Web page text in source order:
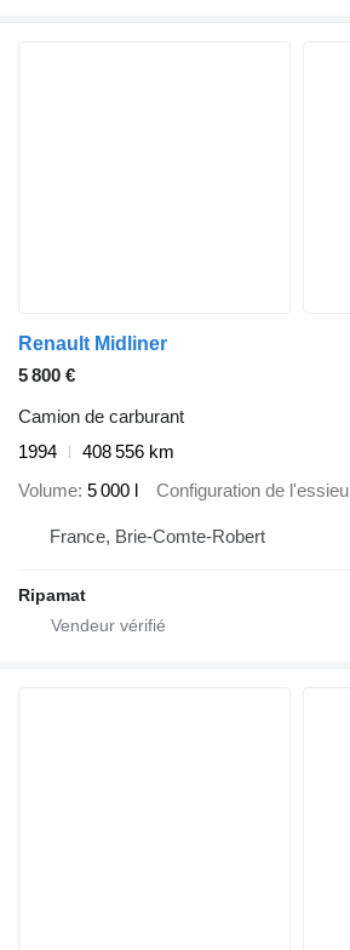
Renault Midliner
5 800 €
Camion de carburant
1994
408 556 km
Volume 5 000 l Configuration de l'essieu
France, Brie-Comte-Robert
Ripamat